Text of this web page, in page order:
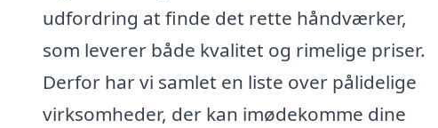
udfordring at finde det rette håndværker,
som leverer både kvalitet og rimelige priser.
Derfor har vi samlet en liste over pålidelige
virksomheder, der kan imødekomme dine